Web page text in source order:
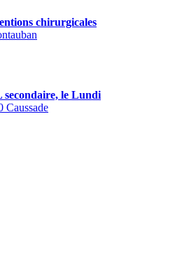
chirurgicales
secondaire, le Lundi
Caussade